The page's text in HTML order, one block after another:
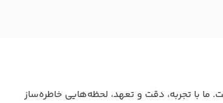
و پشتیبانی ۲۴ ساعته، همراه مطمئن سفرهای شماست. ما با تجربه، دقت و تعهد، لحظه‌هایی خاطره‌ساز